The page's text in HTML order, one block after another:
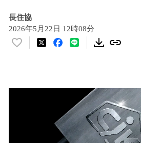
長住協
2026年5月22日 12時08分
い
数